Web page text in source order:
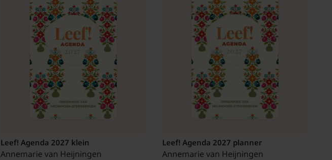
Leef! Agenda 2027 klein
Annemarie van Heijningen
Leef! Agenda 2027 planner
Annemarie van Heijningen